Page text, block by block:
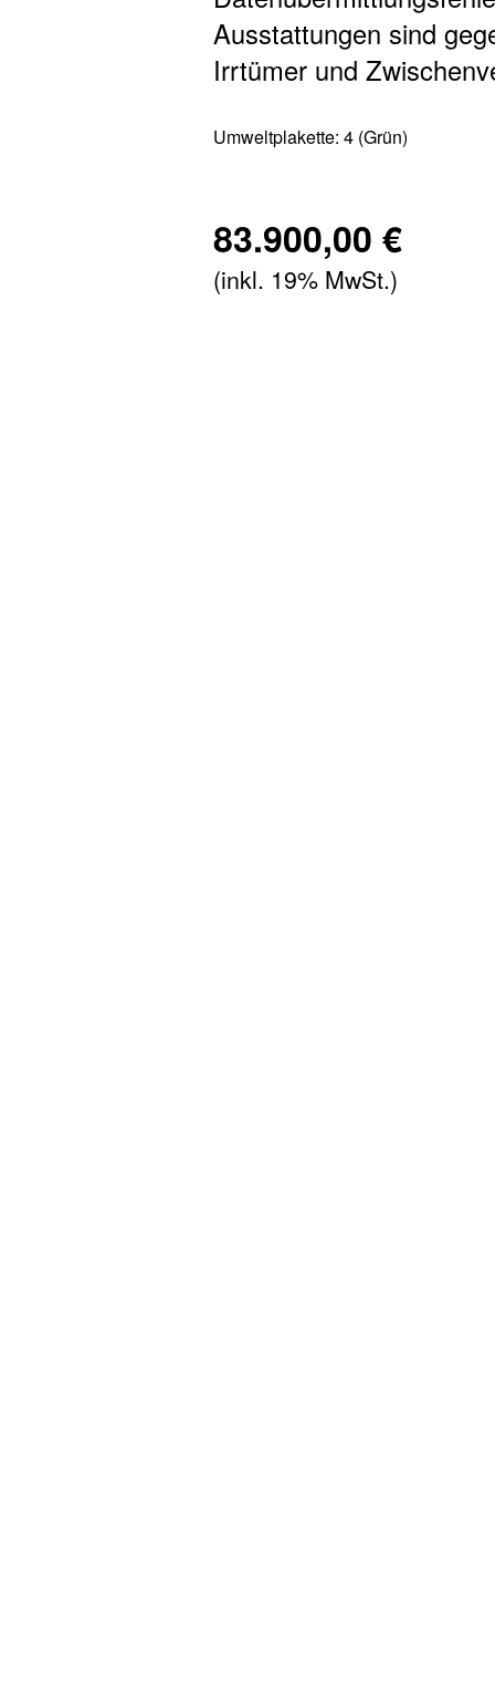
Ausstattungen sind
Irrtümer und
Umweltplakette: 4 (Grün)
83.900,00 €
(inkl. 19% MwSt.)